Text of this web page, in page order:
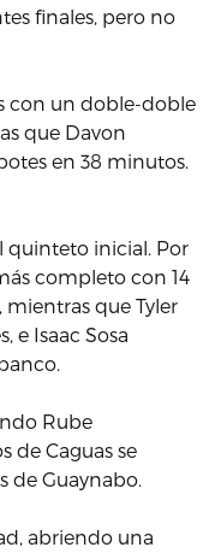
finales, pero no
con un doble-doble
que Davon
en 38 minutos.
quinteto inicial. Por
completo con 14
mientras que Tyler
e Isaac Sosa
Rube
de Caguas se
de Guaynabo.
abriendo una